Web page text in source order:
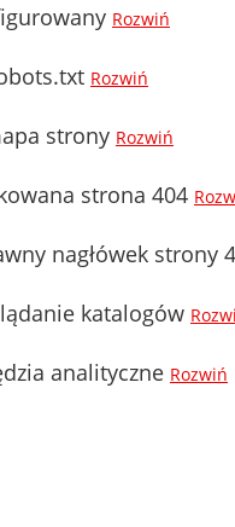
Rozwiń
Rozwiń
strony Rozwiń
strona 404
nagłówek strony
katalogów
analityczne Rozwiń